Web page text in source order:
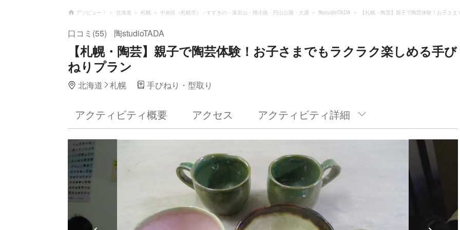
アソビュー！ 北海道 札幌 中央区（札幌市）・すすきの・藻岩山・狸小路・円山公園・大通 陶studioTADA 【札幌・陶芸】親子で陶芸体験！お子さ
口コミ(55) 陶studioTADA
【札幌・陶芸】親子で陶芸体験！お子さまでもラクラク楽しめる手び
ねりプラン
北海道 札幌 手びねり・型取り
アクティビティ概要 アクセス アクティビティ詳細